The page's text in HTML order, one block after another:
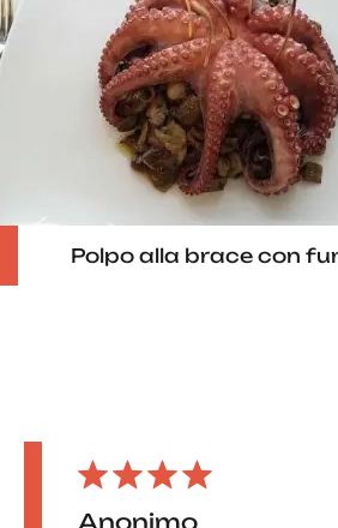
Polpo alla brace con
Anonimo